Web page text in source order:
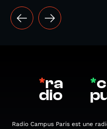
*ra
dio
*
Radio Campus Paris est une